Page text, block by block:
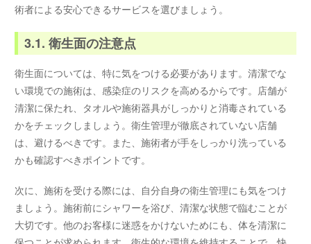
術者による安心できるサービスを選びましょう。
3.1. 衛生面の注意点
衛生面については、特に気をつける必要があります。清潔でな
い環境での施術は、感染症のリスクを高めるからです。店舗が
清潔に保たれ、タオルや施術器具がしっかりと消毒されている
かをチェックしましょう。衛生管理が徹底されていない店舗
は、避けるべきです。また、施術者が手をしっかり洗っている
かも確認すべきポイントです。
次に、施術を受ける際には、自分自身の衛生管理にも気をつけ
ましょう。施術前にシャワーを浴び、清潔な状態で臨むことが
大切です。他のお客様に迷惑をかけないためにも、体を清潔に